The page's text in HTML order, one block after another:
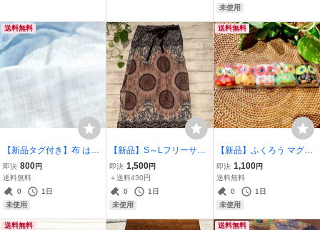
未使用
送料無料
【新品タグ付き】布 はぎ
れ 定価1,250円 ガーゼ
タオル【送料無料】112×
53cm コットン100%◆V1
0 ダブルガーゼ
即決 800円
送料無料
0
1日
未使用
【新品】S～Lフリーサイ
ズ*レーヨン巻きスカート
*エスニック*ベージュ グ
レー*ヨガ*スパ*リラック
ス*ルームウェア ST_H3
即決 1,500円
＋送料430円
0
1日
未使用
送料無料
【新品】ふくろう マグネ
ット 花柄 バリ雑貨 5点セ
ット バリ 梟 カラフル ハ
ンドメイド エスニック雑
貨 インテリア雑貨 S-Bali
即決 1,100円
送料無料
0
1日
未使用
送料無料 送料無料